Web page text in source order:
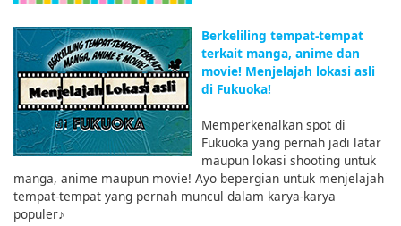
Berkeliling tempat-tempat
terkait manga, anime dan
movie! Menjelajah lokasi asli
di Fukuoka!
Memperkenalkan spot di
Fukuoka yang pernah jadi latar
maupun lokasi shooting untuk
manga, anime maupun movie! Ayo bepergian untuk menjelajah
tempat-tempat yang pernah muncul dalam karya-karya
populer♪